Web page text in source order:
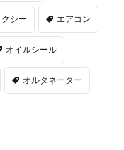
クシー エアコン
オイルシール
オルタネーター